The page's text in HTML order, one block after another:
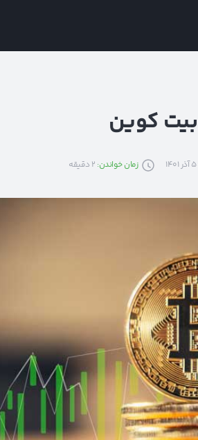
بیت کوین
5 آذر 1401 زمان خواندن: 2 دقیقه